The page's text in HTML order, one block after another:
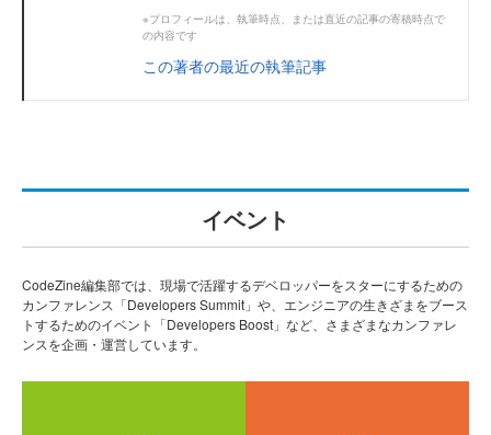
※プロフィールは、執筆時点、または直近の記事の寄稿時点で
の内容です
この著者の最近の執筆記事
イベント
CodeZine編集部では、現場で活躍するデベロッパーをスターにするための
カンファレンス「Developers Summit」や、エンジニアの生きざまをブース
トするためのイベント「Developers Boost」など、さまざまなカンファレ
ンスを企画・運営しています。